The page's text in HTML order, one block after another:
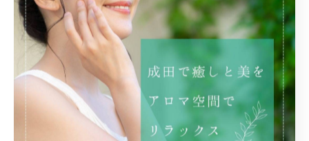
2025/05/12